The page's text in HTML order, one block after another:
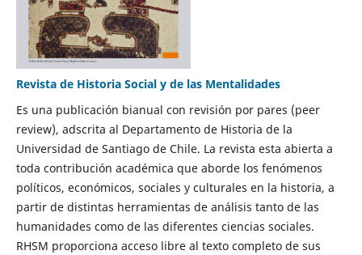
Revista de Historia Social y de las Mentalidades
Es una publicación bianual con revisión por pares (peer
review), adscrita al Departamento de Historia de la
Universidad de Santiago de Chile. La revista esta abierta a
toda contribución académica que aborde los fenómenos
políticos, económicos, sociales y culturales en la historia, a
partir de distintas herramientas de análisis tanto de las
humanidades como de las diferentes ciencias sociales.
RHSM proporciona acceso libre al texto completo de sus